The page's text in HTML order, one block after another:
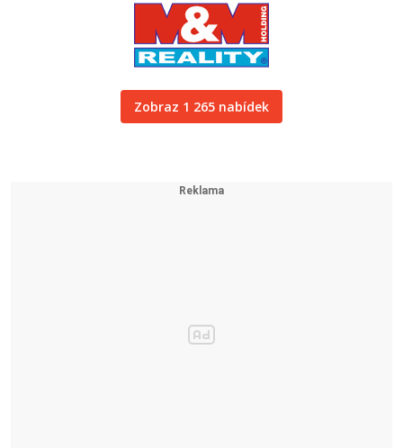
Zobraz 1 265 nabídek